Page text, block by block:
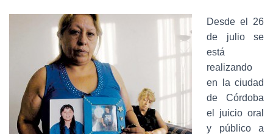
G
A
Ó
N
Desde el 26
de julio se
está
realizando
en la ciudad
de Córdoba
el juicio oral
y público a